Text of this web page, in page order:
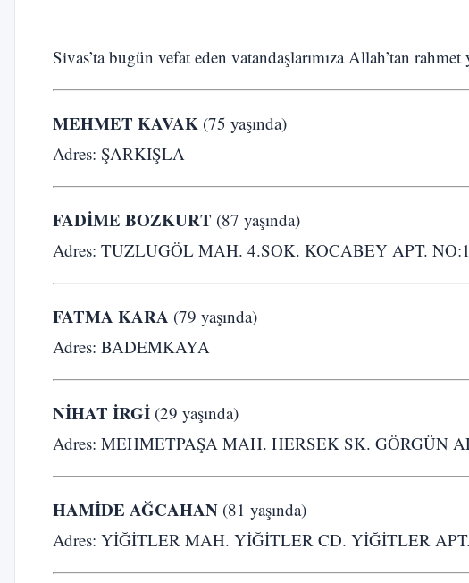
Sivas’ta bugün vefat eden vatandaşlarımıza Allah’tan rahmet
MEHMET KAVAK (75 yaşında)
Adres: ŞARKIŞLA
FADİME BOZKURT (87 yaşında)
Adres: TUZLUGÖL MAH. 4.SOK. KOCABEY APT. NO:1
FATMA KARA (79 yaşında)
Adres: BADEMKAYA
NİHAT İRGİ (29 yaşında)
Adres: MEHMETPAŞA MAH. HERSEK SK. GÖRGÜN
HAMİDE AĞCAHAN (81 yaşında)
Adres: YİĞİTLER MAH. YİĞİTLER CD. YİĞİTLER